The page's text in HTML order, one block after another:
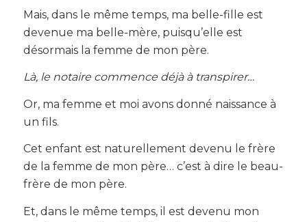
Mais, dans le même temps, ma belle-fille est
devenue ma belle-mère, puisqu’elle est
désormais la femme de mon père.
Là, le notaire commence déjà à transpirer…
Or, ma femme et moi avons donné naissance à
un fils.
Cet enfant est naturellement devenu le frère
de la femme de mon père… c’est à dire le beau-
frère de mon père.
Et, dans le même temps, il est devenu mon